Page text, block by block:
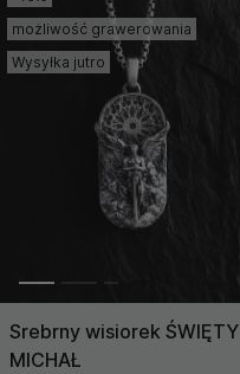
możliwość grawerowania
Wysyłka jutro
Srebrny wisiorek ŚWIĘTY
MICHAŁ